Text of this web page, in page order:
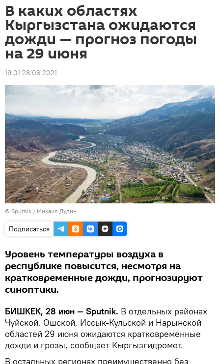
В каких областях
Кыргызстана ожидаются
дожди — прогноз погоды
на 29 июня
19:01 28.06.2021
© Sputnik / Михаил Дудин
Подписаться
Уровень температуры воздуха в
республике повысится, несмотря на
кратковременные дожди, прогнозируют
синоптики.
БИШКЕК, 28 июн — Sputnik. В отдельных районах
Чуйской, Ошской, Иссык-Кульской и Нарынской
областей 29 июня ожидаются кратковременные
дожди и грозы, сообщает Кыргызгидромет.
В остальных регионах преимущественно без